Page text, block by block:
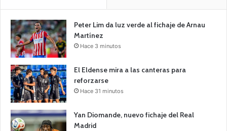
Peter Lim da luz verde al fichaje de Arnau
Martínez
Hace 3 minutos
El Eldense mira a las canteras para
reforzarse
Hace 31 minutos
Yan Diomande, nuevo fichaje del Real
Madrid